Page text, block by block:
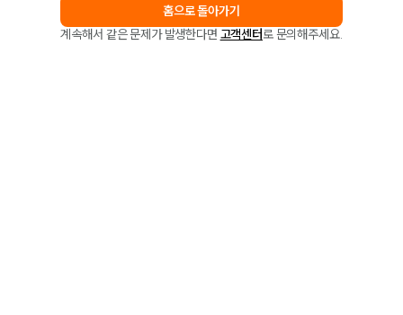
홈으로 돌아가기
계속해서 같은 문제가 발생한다면 고객센터로 문의해주세요.